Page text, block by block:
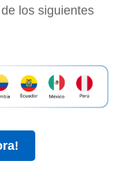
los siguientes